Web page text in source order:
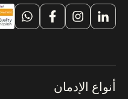
أنواع الإدمان